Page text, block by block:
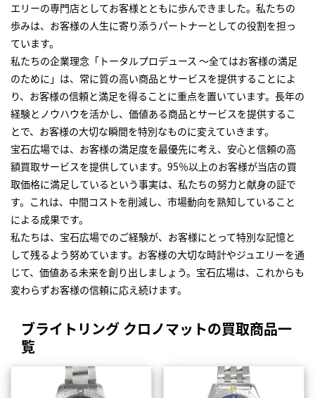
エリーの専門店としてお客様とともに歩んできました。私たちの
歩みは、お客様の人生に寄り添うパートナーとしての役割を担っ
ています。
私たちの企業理念「トータルプロデュース ～全てはお客様の満足
のために」は、常に質の高い商品とサービスを提供することによ
り、お客様の信頼と満足を得ることに重点を置いています。長年の
経験とノウハウを活かし、価値ある商品とサービスを提供するこ
とで、お客様の大切な瞬間を特別なものに変えていきます。
宝石広場では、お客様の満足度を最優先に考え、安心と信頼の高
額買取サービスを提供しています。95％以上のお客様が当店の買
取価格に満足しているという事実は、私たちの努力と献身の証で
す。これは、中間コストを削減し、市場動向を熟知していること
による成果です。
私たちは、宝石広場でのご経験が、お客様にとって特別な記憶と
して残るよう努めています。お客様の大切な時計やジュエリーを通
じて、価値ある未来を創り出しましょう。宝石広場は、これからも
変わらずお客様の信頼に応え続けます。
ブライトリング クロノマットの買取商品一
覧